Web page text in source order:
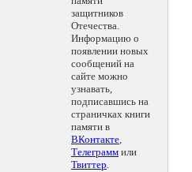
защитников
Отечества.
Информацию о
появлении новых
сообщений на
сайте можно
узнавать,
подписавшись на
страничках книги
памяти в
ВКонтакте,
Телеграмм или
Твиттер.